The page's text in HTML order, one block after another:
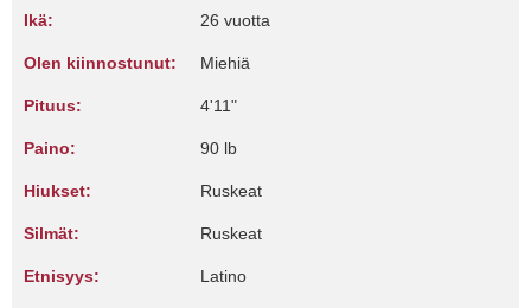
Ikä: 26 vuotta
Olen kiinnostunut: Miehiä
Pituus: 4'11"
Paino: 90 lb
Hiukset: Ruskeat
Silmät: Ruskeat
Etnisyys: Latino